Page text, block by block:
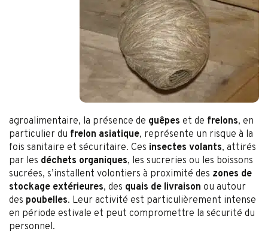
agroalimentaire, la présence de guêpes et de frelons, en
particulier du frelon asiatique, représente un risque à la
fois sanitaire et sécuritaire. Ces insectes volants, attirés
par les déchets organiques, les sucreries ou les boissons
sucrées, s’installent volontiers à proximité des zones de
stockage extérieures, des quais de livraison ou autour
des poubelles. Leur activité est particulièrement intense
en période estivale et peut compromettre la sécurité du
personnel.